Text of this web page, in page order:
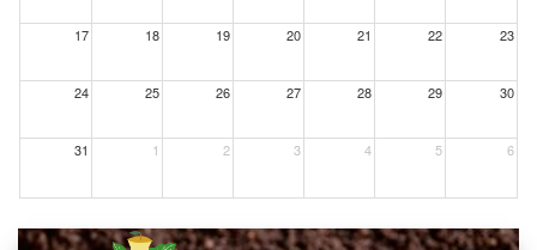
17 18 19 20 21 22 23
24 25 26 27 28 29 30
31 1 2 3 4 5 6